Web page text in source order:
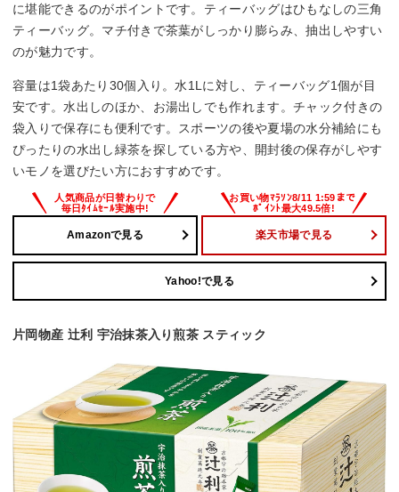
に堪能できるのがポイントです。ティーバッグはひもなしの三角
ティーバッグ。マチ付きで茶葉がしっかり膨らみ、抽出しやすい
のが魅力です。
容量は1袋あたり30個入り。水1Lに対し、ティーバッグ1個が目
安です。水出しのほか、お湯出しでも作れます。チャック付きの
袋入りで保存にも便利です。スポーツの後や夏場の水分補給にも
ぴったりの水出し緑茶を探している方や、開封後の保存がしやす
いモノを選びたい方におすすめです。
Amazonで見る 楽天市場で見る
Yahoo!で見る
片岡物産 辻利 宇治抹茶入り煎茶 スティック